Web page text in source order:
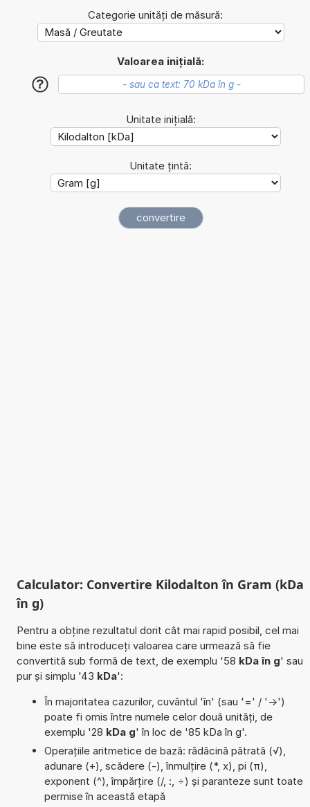
Categorie unități de măsură:
Valoarea inițială:
?
Unitate inițială:
Unitate țintă:
Calculator: Convertire Kilodalton în Gram (kDa
în g)
Pentru a obține rezultatul dorit cât mai rapid posibil, cel mai
bine este să introduceți valoarea care urmează să fie
convertită sub formă de text, de exemplu '58 kDa în g' sau
pur și simplu '43 kDa':
În majoritatea cazurilor, cuvântul 'în' (sau '=' / '->')
poate fi omis între numele celor două unități, de
exemplu '28 kDa g' în loc de '85 kDa în g'.
Operațiile aritmetice de bază: rădăcină pătrată (√),
adunare (+), scădere (-), înmulțire (*, x), pi (π),
exponent (^), împărțire (/, :, ÷) și paranteze sunt toate
permise în această etapă